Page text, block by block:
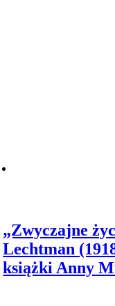
„Zwyczajne
Lechtman
książki Anny